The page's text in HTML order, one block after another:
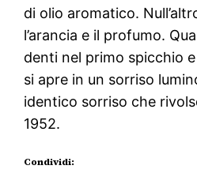
di olio aromatico.
l’arancia e il profumo.
denti nel primo spicchio
si apre in un sorriso
identico sorriso che
1952.
Condividi: